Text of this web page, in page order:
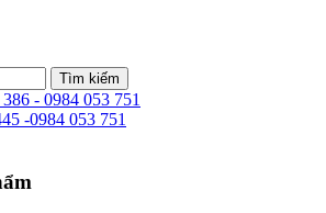
Tìm kiếm
- 0984 053 751
-0984 053 751